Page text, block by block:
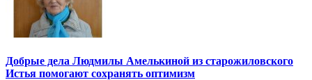
Добрые дела Людмилы Амелькиной из старожиловского
Истья помогают сохранять оптимизм